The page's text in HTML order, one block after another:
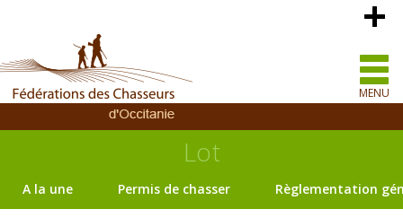
MENU
Lot
A la une Permis de chasser Règlementation